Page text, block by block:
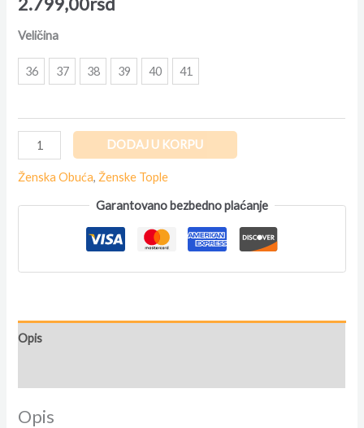
Veličina
36 37 38 39 40 41
DODAJ U KORPU
Ženska Obuća, Ženske Tople
Garantovano bezbedno plaćanje
Opis
Opis